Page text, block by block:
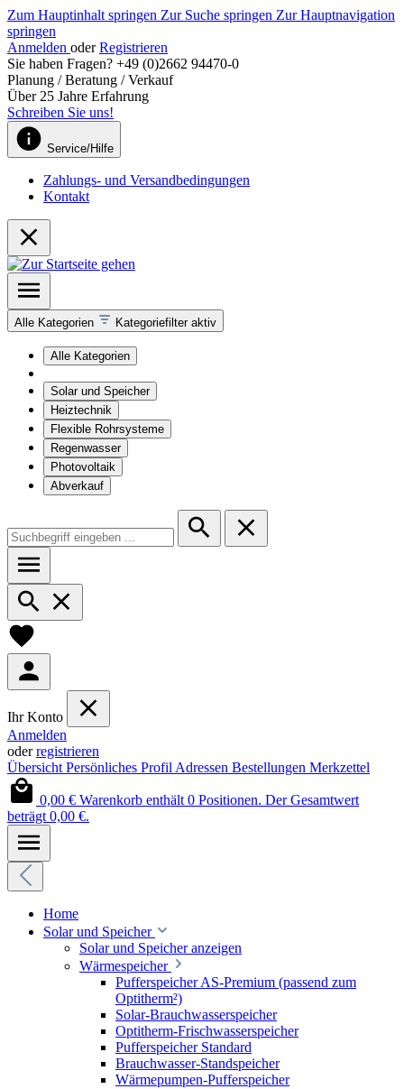
Zum Hauptinhalt springen Zur Suche springen Zur Hauptnavigation
springen
Anmelden oder Registrieren
Sie haben Fragen? +49 (0)2662 94470-0
Planung / Beratung / Verkauf
Über 25 Jahre Erfahrung
Schreiben Sie uns!
Service/Hilfe
Zahlungs- und Versandbedingungen
Kontakt
Alle Kategorien Kategoriefilter aktiv
Alle Kategorien
Solar und Speicher
Heiztechnik
Flexible Rohrsysteme
Regenwasser
Photovoltaik
Abverkauf
Ihr Konto
Anmelden
oderregistrieren
Übersicht Persönliches Profil Adressen Bestellungen Merkzettel
0,00 € Warenkorb enthält 0 Positionen. Der Gesamtwert
beträgt 0,00 €.
Home
Solar und Speicher
Solar und Speicher anzeigen
Wärmespeicher
Pufferspeicher AS-Premium (passend zum
Optitherm²)
Solar-Brauchwasserspeicher
Optitherm-Frischwasserspeicher
Pufferspeicher Standard
Brauchwasser-Standspeicher
Wärmepumpen-Pufferspeicher